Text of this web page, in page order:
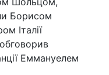
Борисом
Італії
Еммануелем